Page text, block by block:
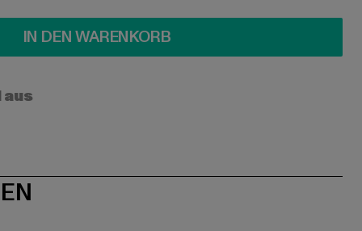
IN DEN WARENKORB